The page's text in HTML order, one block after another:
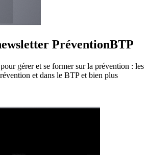
PréventionBTP
gérer et se former sur la prévention : les
et dans le BTP et bien plus